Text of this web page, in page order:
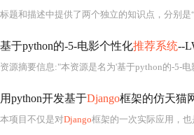
标题和描述中提供了两个独立的知识点，分别是“
基于python的-5-电影个性化推荐系统--
资源摘要信息:"本资源是名为'基于python的-5-电
用python开发基于Django框架的仿天猫
本项目不仅是对Django框架的一次实际应用，也